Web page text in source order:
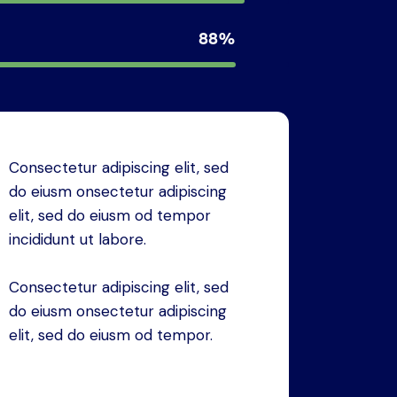
88%
Consectetur adipiscing elit, sed
do eiusm onsectetur adipiscing
elit, sed do eiusm od tempor
incididunt ut labore.
Consectetur adipiscing elit, sed
do eiusm onsectetur adipiscing
elit, sed do eiusm od tempor.